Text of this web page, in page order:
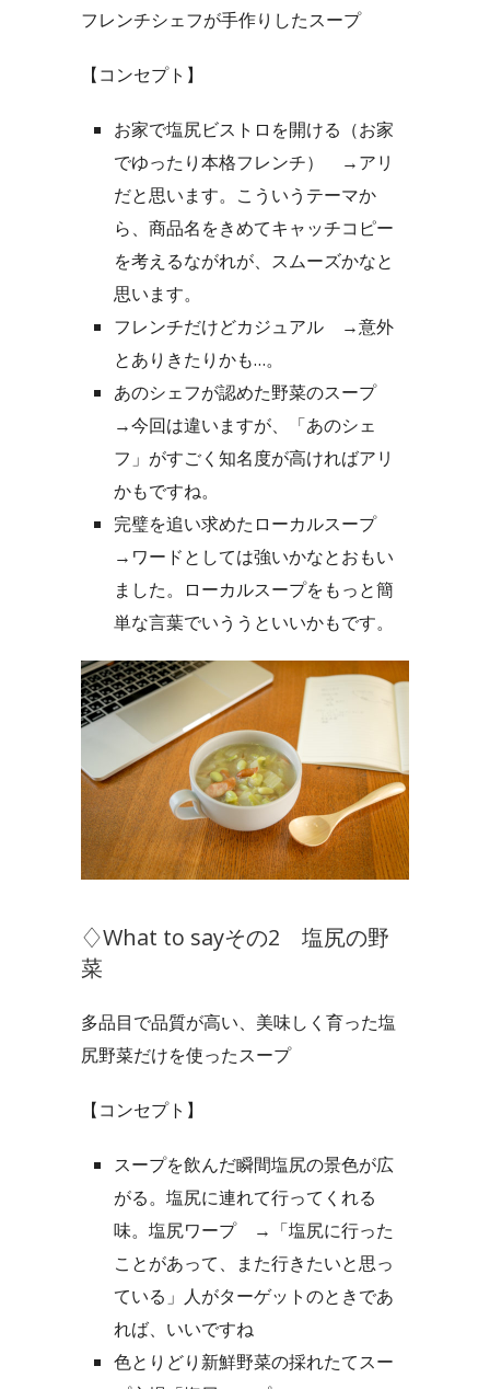
フレンチシェフが手作りしたスープ
【コンセプト】
お家で塩尻ビストロを開ける（お家
でゆったり本格フレンチ）
→アリ
だと思います。こういうテーマか
ら、商品名をきめてキャッチコピー
を考えるながれが、スムーズかなと
思います。
フレンチだけどカジュアル
→意外
とありきたりかも…。
あのシェフが認めた野菜のスープ
→今回は違いますが、「あのシェ
フ」がすごく知名度が高ければアリ
かもですね。
完璧を追い求めたローカルスープ
→ワードとしては強いかなとおもい
ました。ローカルスープをもっと簡
単な言葉でいううといいかもです。
♢What to sayその2 塩尻の野
菜
多品目で品質が高い、美味しく育った塩
尻野菜だけを使ったスープ
【コンセプト】
スープを飲んだ瞬間塩尻の景色が広
がる。塩尻に連れて行ってくれる
味。塩尻ワープ
→「塩尻に行った
ことがあって、また行きたいと思っ
ている」人がターゲットのときであ
れば、いいですね
色とりどり新鮮野菜の採れたてスー